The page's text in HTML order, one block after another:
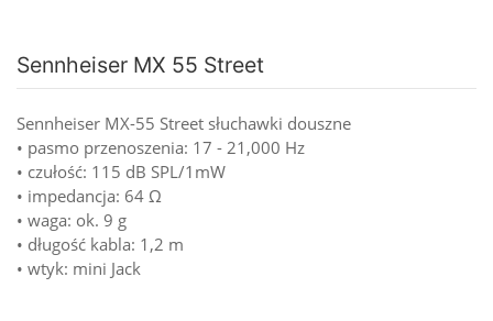
Sennheiser MX 55 Street
Sennheiser MX-55 Street słuchawki douszne
• pasmo przenoszenia: 17 - 21,000 Hz
• czułość: 115 dB SPL/1mW
• impedancja: 64 Ω
• waga: ok. 9 g
• długość kabla: 1,2 m
• wtyk: mini Jack